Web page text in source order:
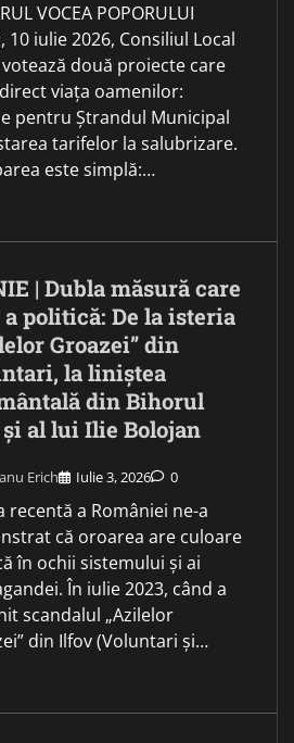
VOCEA POPORULUI
10 iulie 2026, Consiliul Local
două proiecte care
viața oamenilor:
pentru Ștrandul Municipal
tarifelor la salubrizare.
este simplă:…
| Dubla măsură care
politică: De la isteria
Groazei” din
la liniștea
din Bihorul
și al lui Ilie Bolojan
Erich Iulie 3, 2026 0
recentă a României ne-a
că oroarea are culoare
în ochii sistemului și ai
În iulie 2023, când a
scandalul „Azilelor
din Ilfov (Voluntari și…